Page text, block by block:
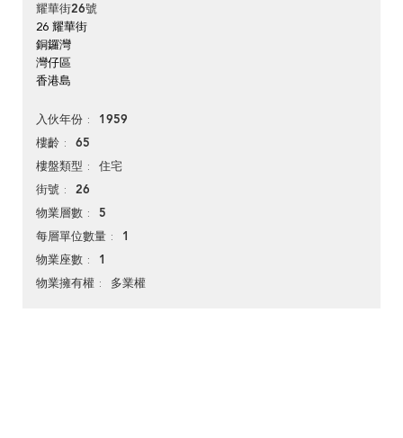
耀華街26號
26 耀華街
銅鑼灣
灣仔區
香港島
入伙年份 1959
樓齡 65
樓盤類型 住宅
街號 26
物業層數 5
每層單位數量 1
物業座數 1
物業擁有權 多業權